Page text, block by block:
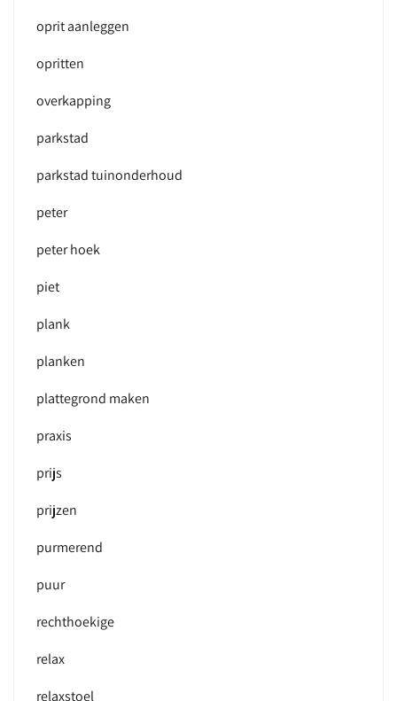
oprit aanleggen
opritten
overkapping
parkstad
parkstad tuinonderhoud
peter
peter hoek
piet
plank
planken
plattegrond maken
praxis
prijs
prijzen
purmerend
puur
rechthoekige
relax
relaxstoel